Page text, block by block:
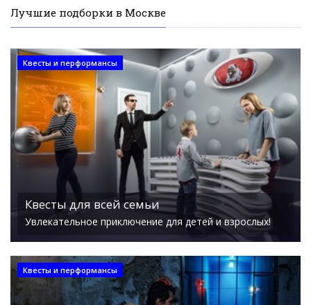
Лучшие подборки в Москве
Квесты и перформансы
Квесты для всей семьи
Увлекательное приключение для детей и взрослых!
Квесты и перформансы